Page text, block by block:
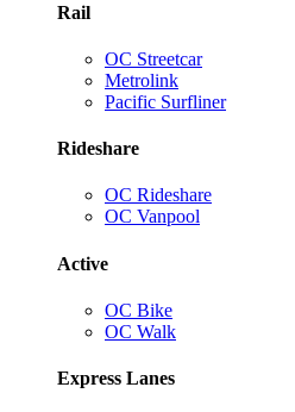
Rail
OC Streetcar
Metrolink
Pacific Surfliner
Rideshare
OC Rideshare
OC Vanpool
Active
OC Bike
OC Walk
Express Lanes